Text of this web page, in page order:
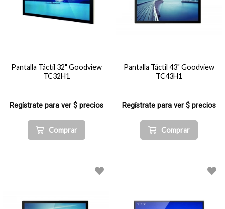
Pantalla Táctil 32" Goodview
TC32H1
Regístrate para ver $ precios
Comprar
Pantalla Táctil 43" Goodview
TC43H1
Regístrate para ver $ precios
Comprar